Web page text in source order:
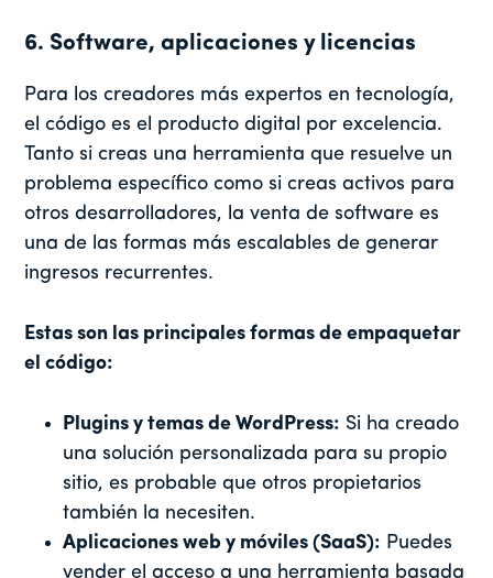
6. Software, aplicaciones y licencias
Para los creadores más expertos en tecnología,
el código es el producto digital por excelencia.
Tanto si creas una herramienta que resuelve un
problema específico como si creas activos para
otros desarrolladores, la venta de software es
una de las formas más escalables de generar
ingresos recurrentes.
Estas son las principales formas de empaquetar
el código:
Plugins y temas de WordPress: Si ha creado
una solución personalizada para su propio
sitio, es probable que otros propietarios
también la necesiten.
Aplicaciones web y móviles (SaaS): Puedes
vender el acceso a una herramienta basada